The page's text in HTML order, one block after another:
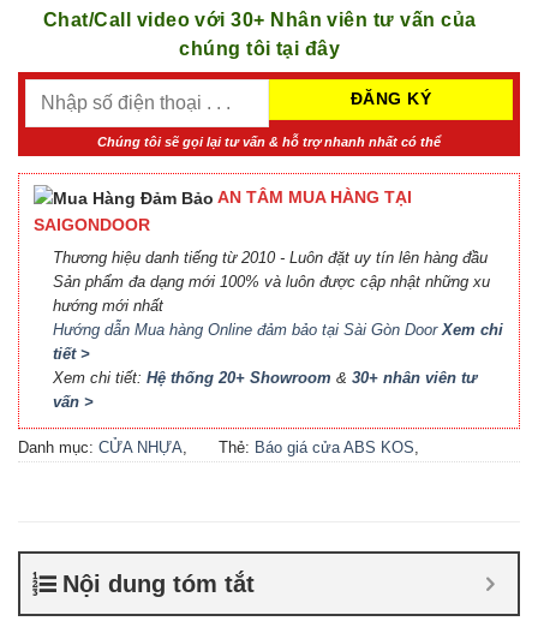
Chat/Call video với 30+ Nhân viên tư vấn của
chúng tôi tại đây
Chúng tôi sẽ gọi lại tư vấn & hỗ trợ nhanh nhất có thể
AN TÂM MUA HÀNG TẠI
SAIGONDOOR
Thương hiệu danh tiếng từ 2010 - Luôn đặt uy tín lên hàng đầu
Sản phẩm đa dạng mới 100% và luôn được cập nhật những xu
hướng mới nhất
Hướng dẫn Mua hàng Online đảm bảo tại Sài Gòn DoorXem chi
tiết >
Xem chi tiết: Hệ thống 20+ Showroom & 30+ nhân viên tư
vấn >
Danh mục: CỬA NHỰA,
Thẻ: Báo giá cửa ABS KOS,
nhựa ABS Hàn Quốc là gì
Cửa nhựa ABS Hàn Quốc
tại TP Vĩnh,Cửa nhựa ABS
Nội dung tóm tắt